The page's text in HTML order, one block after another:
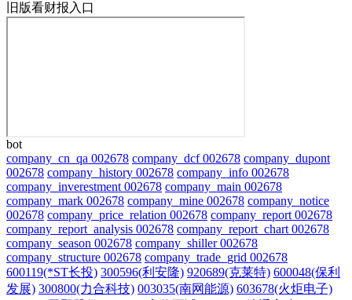
旧版看财报入口
bot
company_cn_qa 002678 company_dcf 002678 company_dupont
002678 company_history 002678 company_info 002678
company_inverestment 002678 company_main 002678
company_mark 002678 company_mine 002678 company_notice
002678 company_price_relation 002678 company_report 002678
company_report_analysis 002678 company_report_chart 002678
company_season 002678 company_shiller 002678
company_structure 002678 company_trade_grid 002678
600119(*ST长投) 300596(利安隆) 920689(克莱特) 600048(保利
发展) 300800(力合科技) 003035(南网能源) 603678(火炬电子)